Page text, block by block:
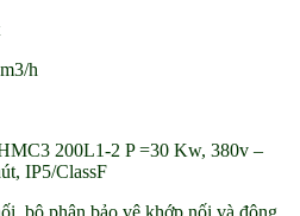
h
200L1-2 P =30 Kw, 380v –
IP5/ClassF